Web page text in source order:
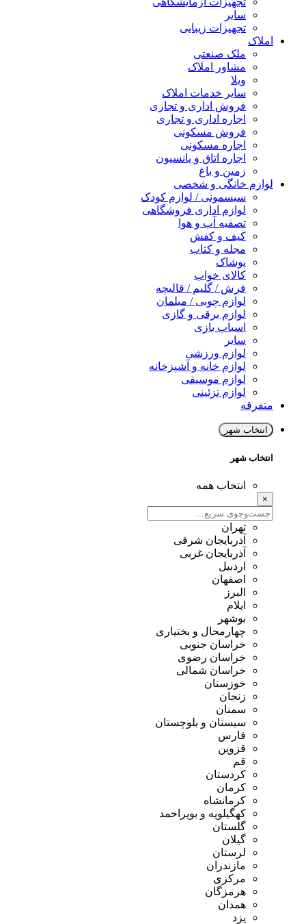
سایر
تجهیزات زیبایی
املاک
ملک صنعتی
مشاور املاک
ویلا
سایر خدمات املاک
فروش اداری و تجاری
اجاره اداری و تجاری
فروش مسکونی
اجاره مسکونی
اجاره اتاق و پانسیون
زمین و باغ
لوازم خانگی و شخصی
سیسمونی / لوازم کودک
لوازم اداری فروشگاهی
تصفیه آب و هوا
کیف و کفش
مجله و کتاب
پوشاک
کالای خواب
فرش / گلیم / قالیچه
لوازم چوبی / مبلمان
لوازم برقی و گازی
اسباب بازی
سایر
لوازم ورزشی
لوازم خانه و آشپزخانه
لوازم موسیقی
لوازم تزئینی
متفرقه
انتخاب شهر
انتخاب شهر
انتخاب همه
×
تهران
آذربایجان شرقی
آذربایجان غربی
اردبیل
اصفهان
البرز
ایلام
بوشهر
چهارمحال و بختیاری
خراسان جنوبی
خراسان رضوی
خراسان شمالی
خوزستان
زنجان
سمنان
سیستان و بلوچستان
فارس
قزوین
قم
کردستان
کرمان
کرمانشاه
کهگیلویه و بویراحمد
گلستان
گیلان
لرستان
مازندران
مرکزی
هرمزگان
همدان
یزد